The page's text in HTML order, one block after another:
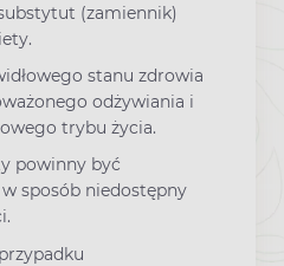
(zamiennik)
stanu zdrowia
odżywiania i
trybu życia.
powinny być
sposób niedostępny